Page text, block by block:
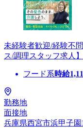
未経験者歓迎/経験不
ス/調理スタッフ求人】
フード系時給
勤務地
面接地
兵庫県西宮市浜甲子園